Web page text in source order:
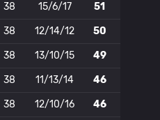
38 15/6/17 51
38 12/14/12 50
38 13/10/15 49
38 11/13/14 46
38 12/10/16 46